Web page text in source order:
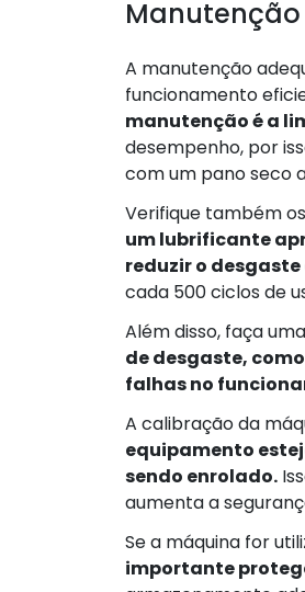
A manutenção
funcionamento
manutenção é a
desempenho, por
com um pano seco
Verifique também
um lubrificante
reduzir o
cada 500 ciclos de
Além disso, faça
de desgaste,
falhas no
A calibração da
equipamento
sendo enrolado.
aumenta a
Se a máquina for
importante